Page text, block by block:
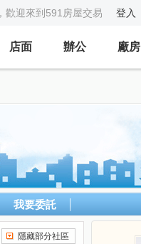
歡迎來到591房屋交易 登入
店面 辦公 廠房
我要委託
隱藏部分社區